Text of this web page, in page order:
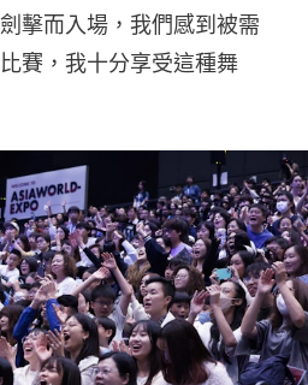
擊而入場，我們感到被需
賽，我十分享受這種舞